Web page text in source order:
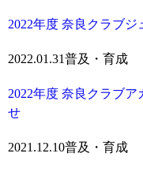
2022年度 奈良クラブ
2022.01.31普及・育成
2022年度 奈良クラブ
せ
2021.12.10普及・育成